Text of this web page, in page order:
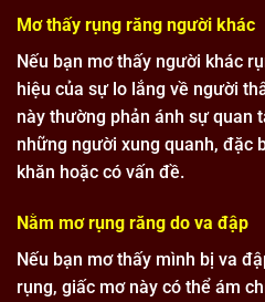
Mơ thấy rụng răng người khác
Nếu bạn mơ thấy người khác
hiệu của sự lo lắng về người
này thường phản ánh sự quan
những người xung quanh, đặc
khăn hoặc có vấn đề.
Nằm mơ rụng răng do va đập
Nếu bạn mơ thấy mình bị va
rụng, giấc mơ này có thể ám